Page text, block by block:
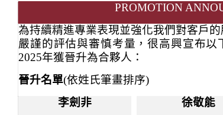
PROMOTION
為持續精進專業表現並強化我們對客戶
嚴謹的評估與審慎考量，很高興宣布
2025年獲晉升為合夥人 ：
晉升名單(依姓氏筆畫排序)
李劍非
徐敬能